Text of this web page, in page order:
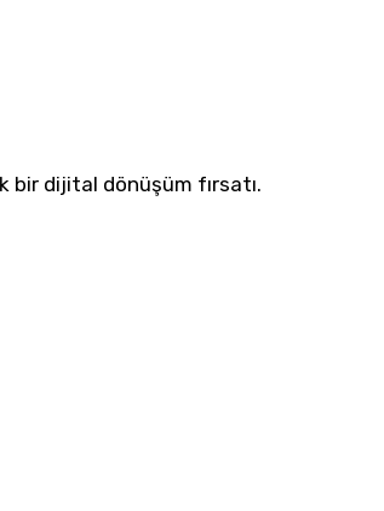
bir dijital dönüşüm fırsatı.